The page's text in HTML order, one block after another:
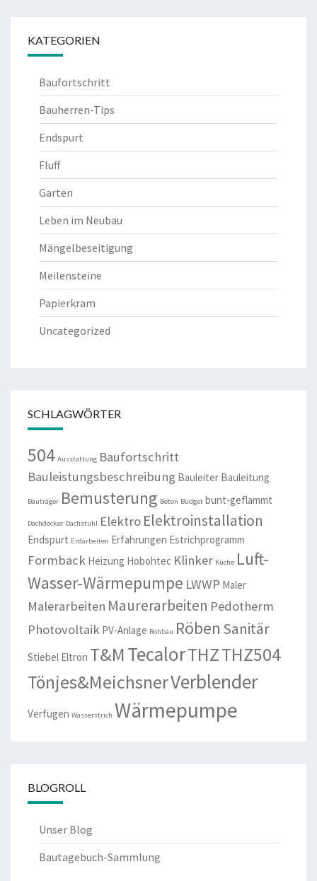
KATEGORIEN
Baufortschritt
Bauherren-Tips
Endspurt
Fluff
Garten
Leben im Neubau
Mängelbeseitigung
Meilensteine
Papierkram
Uncategorized
SCHLAGWÖRTER
504 Ausstattung Baufortschritt
Bauleistungsbeschreibung Bauleiter Bauleitung
Bauträger Bemusterung Beton Budget bunt-geflammt
Dachdecker Dachstuhl Elektro Elektroinstallation
Endspurt Erdarbeiten Erfahrungen Estrichprogramm
Formback Heizung Hobohtec Klinker Küche Luft-
Wasser-Wärmepumpe LWWP Maler
Malerarbeiten Maurerarbeiten Pedotherm
Photovoltaik PV-Anlage Rohbau Röben Sanitär
Stiebel Eltron T&MTecalorTHZTHZ504
Tönjes&MeichsnerVerblender
Verfugen Wasserstrich Wärmepumpe
BLOGROLL
Unser Blog
Bautagebuch-Sammlung